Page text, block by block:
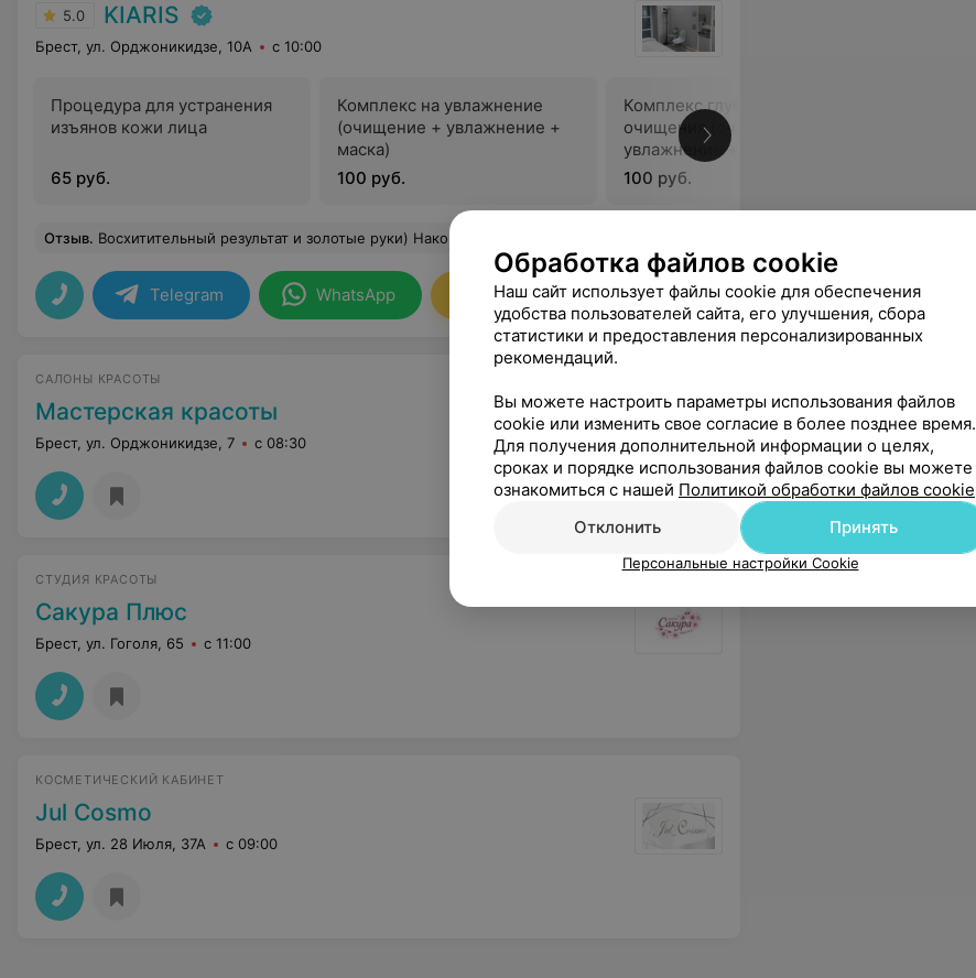
5.0 KIARIS
Брест, ул. Орджоникидзе, 10А с 10:00
Процедура для устранения
изъянов кожи лица
65 руб.
Комплекс на увлажнение
(очищение + увлажнение +
маска)
100 руб.
Комплекс глубокого
очищения (очищение +
увлажнение + маска +
процедура для упругости
кожи лица)
100 руб.
Отзыв. Восхитительный результат и золотые руки) Наконец-то нашла своего идеального косметолога! Рекомендую Карину всем, кто ценит профессионализм и заботу!
Telegram WhatsApp Записаться
САЛОНЫ КРАСОТЫ
Мастерская красоты
Брест, ул. Орджоникидзе, 7 с 08:30
СТУДИЯ КРАСОТЫ
Сакура Плюс
Брест, ул. Гоголя, 65 с 11:00
КОСМЕТИЧЕСКИЙ КАБИНЕТ
Jul Cosmo
Брест, ул. 28 Июля, 37А с 09:00
Обработка файлов cookie
Наш сайт использует файлы cookie для обеспечения
удобства пользователей сайта, его улучшения, сбора
статистики и предоставления персонализированных
рекомендаций.
Вы можете настроить параметры использования файлов
cookie или изменить свое согласие в более позднее время.
Для получения дополнительной информации о целях,
сроках и порядке использования файлов cookie вы можете
ознакомиться с нашей Политикой обработки файлов cookie
Отклонить
Принять
Персональные настройки Cookie